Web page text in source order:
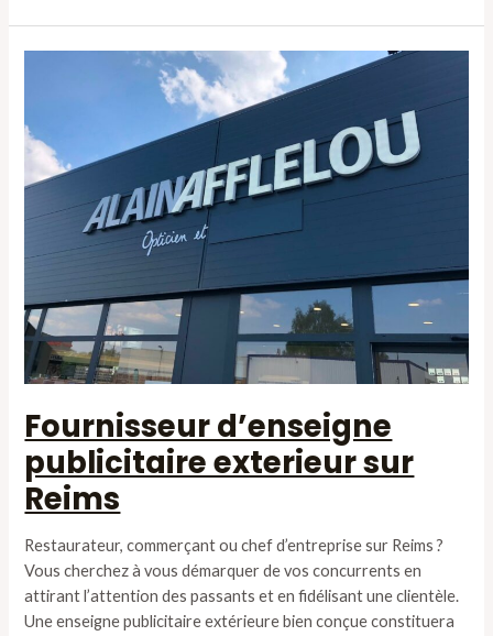
Fournisseur d’enseigne
publicitaire exterieur sur
Reims
Restaurateur, commerçant ou chef d’entreprise sur Reims ?
Vous cherchez à vous démarquer de vos concurrents en
attirant l’attention des passants et en fidélisant une clientèle.
Une enseigne publicitaire extérieure bien conçue constituera